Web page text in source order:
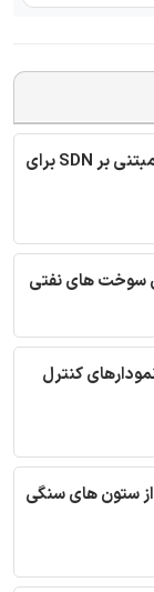
ترجمه مقاله امنیت انتقال داده های مبتنی بر SDN برای
سوخت های نفتی
کنترل
ستون های سنگی